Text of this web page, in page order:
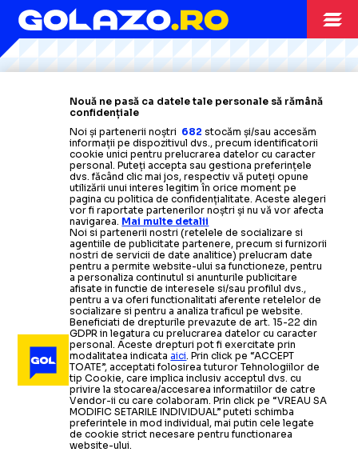
Citește mai mult
Citește mai mult
Citește mai mult
Citește mai mult
Citește mai mult
EUROPA LEAGUE 14.02.2025
DAWA, EROUL CAMPIOANEI
Fundașul a dezvăluit
strategiade la golul victoriei cu PAOK: „Am simțit
că o să marchez”
EUROPA LEAGUE 14.02.2025
„INSPIRAȚIE DIVINĂ” Patronul FCSB, despre
schimbărilede la pauza meciului cu PAOK: „Deciziile
nu au fost greu de luat”
14.02.2025
DAN UDREA După victoria de la Salonic: „La ce
fotbal avem în România,FCSB e un miracol”
EUROPA LEAGUE 14.02.2025
EUROPA LEAGUE
Galatasaray, de nerecunoscut în
Olanda! FCSB bate din nou la
PAOK
Citește mai mult
EUROPA LEAGUE 13.02.2025
S-AUREVANȘAT ÎN
TRIBUNE
VIDEO.Spectacol în alb și negru pe
Toumba: ultrașii lui PAOKau făcut
legeala Salonic
Citește mai mult
Nouă ne pasă ca datele tale personale să rămână
confidențiale
Noi și partenerii noștri 682 stocăm și/sau accesăm
informații pe dispozitivul dvs., precum identificatorii
cookie unici pentru prelucrarea datelor cu caracter
personal. Puteți accepta sau gestiona preferințele
dvs. făcând clic mai jos, respectiv vă puteți opune
utilizării unui interes legitim în orice moment pe
pagina cu politica de confidențialitate. Aceste alegeri
vor fi raportate partenerilor noștri și nu vă vor afecta
navigarea. Mai multe detalii
Noi si partenerii nostri (retelele de socializare si
agentiile de publicitate partenere, precum si furnizorii
nostri de servicii de date analitice) prelucram date
pentru a permite website-ului sa functioneze, pentru
a personaliza continutul si anunturile publicitare
afisate in functie de interesele si/sau profilul dvs.,
pentru a va oferi functionalitati aferente retelelor de
socializare si pentru a analiza traficul pe website.
Beneficiati de drepturile prevazute de art. 15-22 din
GDPR in legatura cu prelucrarea datelor cu caracter
personal. Aceste drepturi pot fi exercitate prin
modalitatea indicataaici . Prin click pe “ACCEPT
TOATE”, acceptati folosirea tuturor Tehnologiilor de
tip Cookie, care implica inclusiv acceptul dvs. cu
privire la stocarea/accesarea informatiilor de catre
Vendor-ii cu care colaboram. Prin click pe “VREAU SA
MODIFIC SETARILE INDIVIDUAL” puteti schimba
preferintele in mod individual, mai putin cele legate
de cookie strict necesare pentru functionarea
website-ului.